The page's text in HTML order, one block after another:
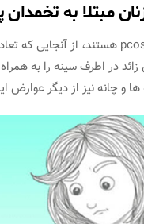
مبتلا به
در اطرف سینه را به
و چانه نیز از دیگر عوارض